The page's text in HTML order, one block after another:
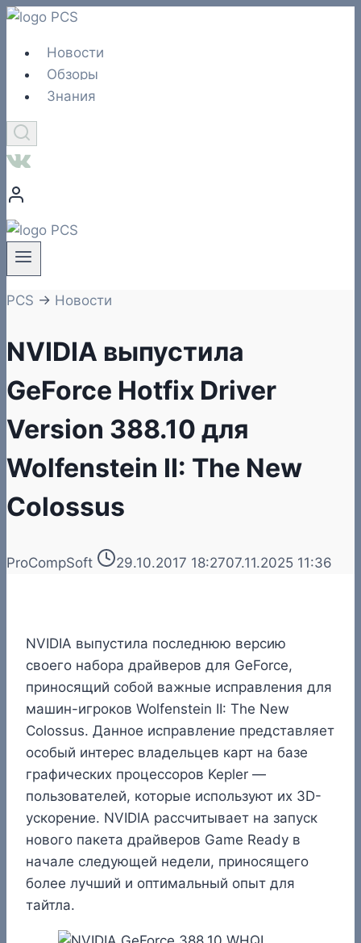
Перейти
содержимому
Новости
Обзоры
Знания
PCS → Новости
NVIDIA выпустила
GeForce Hotfix Driver
Version 388.10 для
Wolfenstein II: The New
Colossus
ProCompSoft 29.10.2017 18:2707.11.2025 11:36
NVIDIA выпустила последнюю версию
своего набора драйверов для GeForce,
приносящий собой важные исправления для
машин-игроков Wolfenstein II: The New
Colossus. Данное исправление представляет
особый интерес владельцев карт на базе
графических процессоров Kepler —
пользователей, которые используют их 3D-
ускорение. NVIDIA рассчитывает на запуск
нового пакета драйверов Game Ready в
начале следующей недели, приносящего
более лучший и оптимальный опыт для
тайтла.